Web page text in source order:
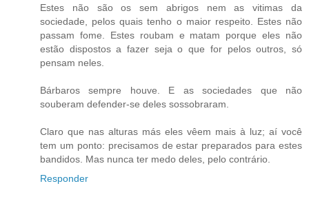
Estes não são os sem abrigos nem as vitimas da
sociedade, pelos quais tenho o maior respeito. Estes não
passam fome. Estes roubam e matam porque eles não
estão dispostos a fazer seja o que for pelos outros, só
pensam neles.
Bárbaros sempre houve. E as sociedades que não
souberam defender-se deles sossobraram.
Claro que nas alturas más eles vêem mais à luz; aí você
tem um ponto: precisamos de estar preparados para estes
bandidos. Mas nunca ter medo deles, pelo contrário.
Responder